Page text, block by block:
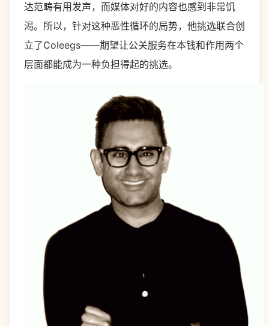
达范畴有用发声，而媒体对好的内容也感到非常饥
渴。所以，针对这种恶性循环的局势，他挑选联合创
立了Coleegs——期望让公关服务在本钱和作用两个
层面都能成为一种负担得起的挑选。